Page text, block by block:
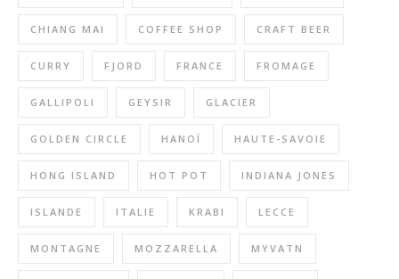
CHIANG MAI COFFEE SHOP CRAFT BEER
CURRY FJORD FRANCE FROMAGE
GALLIPOLI GEYSIR GLACIER
GOLDEN CIRCLE HANOÏ HAUTE-SAVOIE
HONG ISLAND HOT POT INDIANA JONES
ISLANDE ITALIE KRABI LECCE
MONTAGNE MOZZARELLA MYVATN